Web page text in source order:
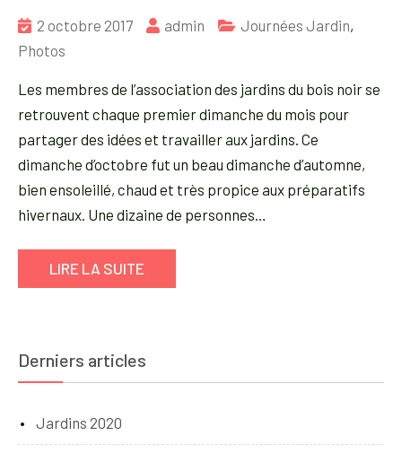
2 octobre 2017 admin Journées Jardin,
Photos
Les membres de l’association des jardins du bois noir se
retrouvent chaque premier dimanche du mois pour
partager des idées et travailler aux jardins. Ce
dimanche d’octobre fut un beau dimanche d’automne,
bien ensoleillé, chaud et très propice aux préparatifs
hivernaux. Une dizaine de personnes…
LIRE LA SUITE
Derniers articles
Jardins 2020